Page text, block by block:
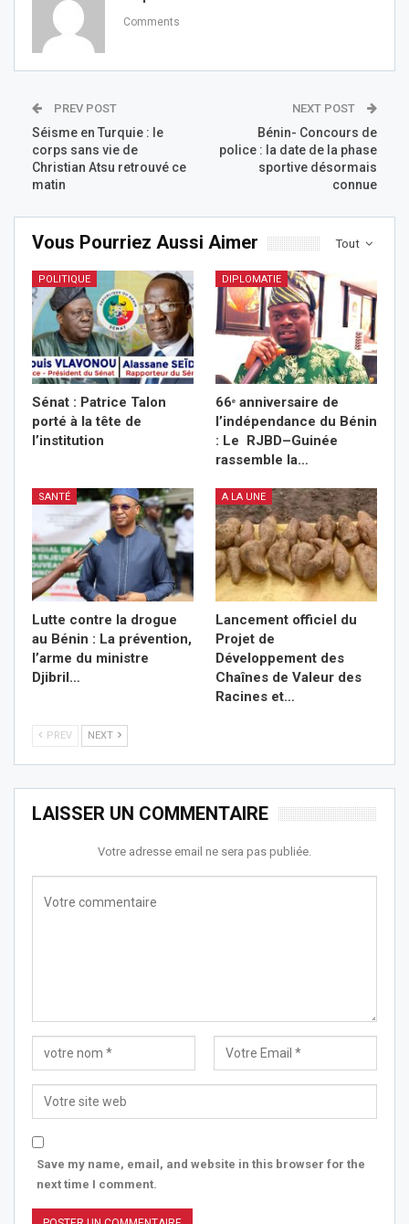
Comments
PREV POST
Séisme en Turquie : le
corps sans vie de
Christian Atsu retrouvé ce
matin
NEXT POST
Bénin- Concours de
police : la date de la phase
sportive désormais
connue
Tout
Vous Pourriez Aussi Aimer
POLITIQUE
Sénat : Patrice Talon
porté à la tête de
l’institution
DIPLOMATIE
66ᵉ anniversaire de
l’indépendance du Bénin
: Le RJBD–Guinée
rassemble la…
SANTÉ
Lutte contre la drogue
au Bénin : La prévention,
l’arme du ministre
Djibril…
A LA UNE
Lancement officiel du
Projet de
Développement des
Chaînes de Valeur des
Racines et…
PREV NEXT
LAISSER UN COMMENTAIRE
Votre adresse email ne sera pas publiée.
Save my name, email, and website in this browser for the
next time I comment.